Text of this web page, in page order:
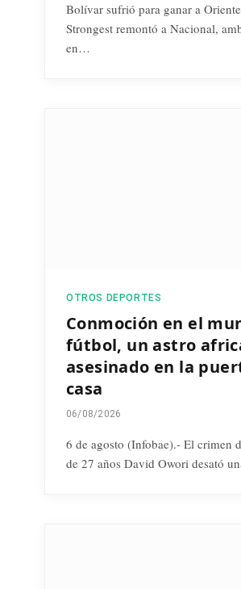
Bolívar sufrió para ganar a
Strongest remontó a Nacional,
en…
OTROS DEPORTES
Conmoción en el
fútbol, un astro
asesinado en la
casa
06/08/2026
6 de agosto (Infobae).- El crimen
de 27 años David Owori desató